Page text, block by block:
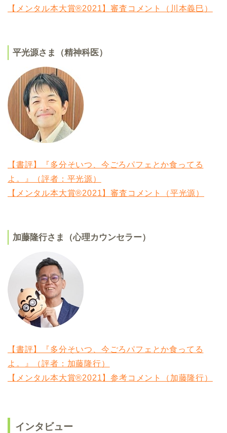
【メンタル本大賞®2021】審査コメント（川本義巳）
平光源さま（精神科医）
【書評】『多分そいつ、今ごろパフェとか食ってる
よ。』（評者：平光源）
【メンタル本大賞®2021】審査コメント（平光源）
加藤隆行さま（心理カウンセラー）
【書評】『多分そいつ、今ごろパフェとか食ってる
よ。』（評者：加藤隆行）
【メンタル本大賞®2021】参考コメント（加藤隆行）
インタビュー